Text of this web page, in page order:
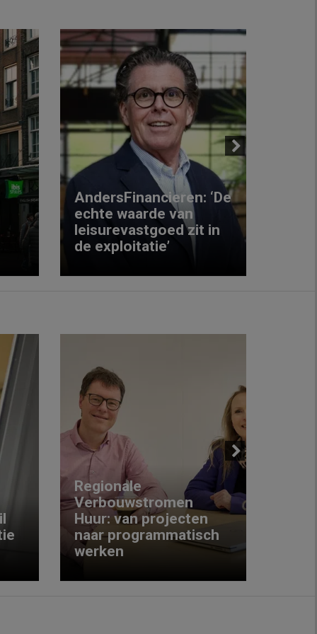
AndersFinancieren: ‘De
echte waarde van
leisurevastgoed zit in
de exploitatie’
Next
Regionale
Verbouwstromen
Huur: van projecten
naar programmatisch
werken
Next